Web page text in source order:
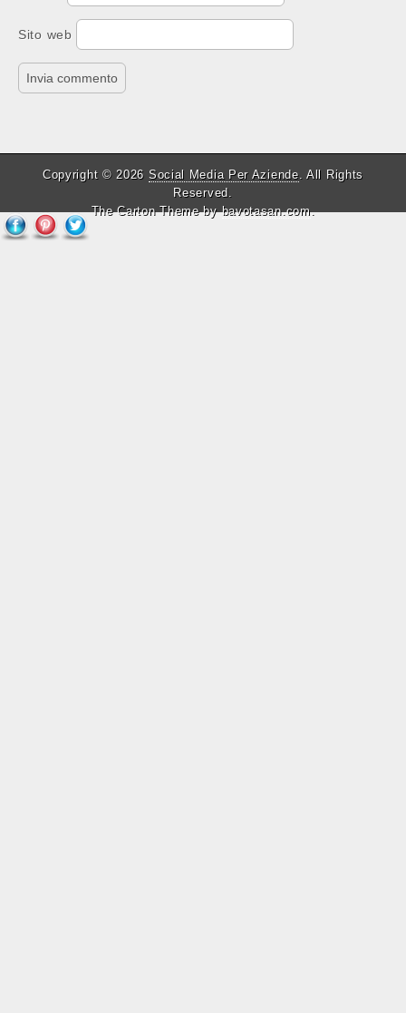
Sito web
Copyright © 2026 Social Media Per Aziende. All Rights
Reserved.
The Carton Theme bybavotasan.com.